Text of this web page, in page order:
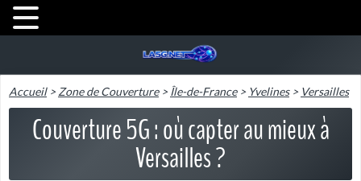
Accueil>Zone de Couverture>Île-de-France> Yvelines> Versailles
Couverture 5G : où capter au mieux à
Versailles ?